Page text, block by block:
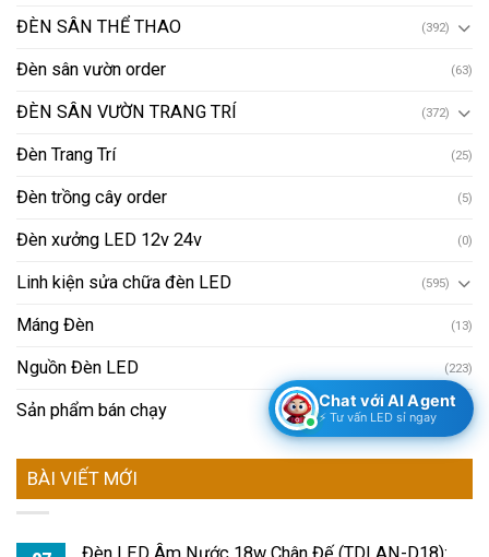
ĐÈN SÂN THỂ THAO (392)
Đèn sân vườn order (63)
ĐÈN SÂN VƯỜN TRANG TRÍ (372)
Đèn Trang Trí (25)
Đèn trồng cây order (5)
Đèn xưởng LED 12v 24v (0)
Linh kiện sửa chữa đèn LED (595)
Máng Đèn (13)
Nguồn Đèn LED (223)
Sản phẩm bán chạy (90)
BÀI VIẾT MỚI
Chat với AI Agent
⚡ Tư vấn LED sỉ ngay